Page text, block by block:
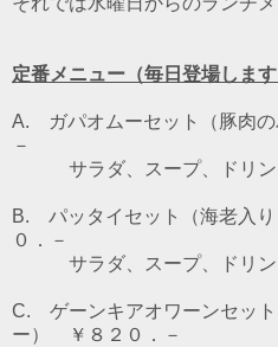
定番メニュー（毎日登場します
A. ガパオムーセット（豚肉
－
サラダ、スープ、ドリン
B. パッタイセット（海老入
０．－
サラダ、スープ、ドリン
C. ゲーンキアオワーンセット
ー） ￥８２０．－